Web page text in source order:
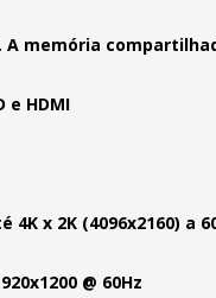
memória
e HDMI
x 2K (4096x2160) a
@ 60Hz